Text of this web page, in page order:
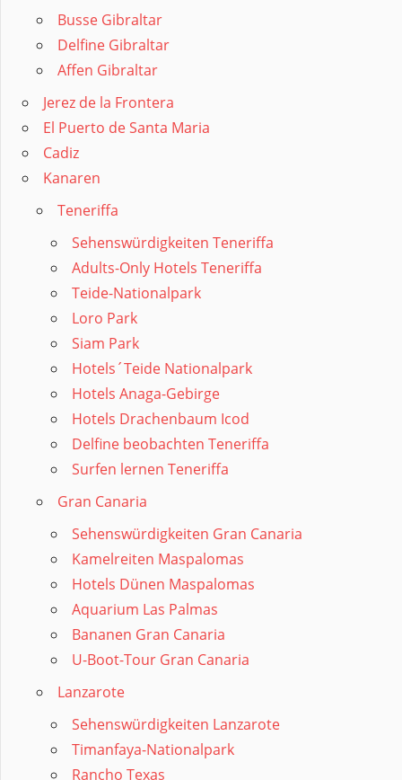
Busse Gibraltar
Delfine Gibraltar
Affen Gibraltar
Jerez de la Frontera
El Puerto de Santa Maria
Cadiz
Kanaren
Teneriffa
Sehenswürdigkeiten Teneriffa
Adults-Only Hotels Teneriffa
Teide-Nationalpark
Loro Park
Siam Park
Hotels´Teide Nationalpark
Hotels Anaga-Gebirge
Hotels Drachenbaum Icod
Delfine beobachten Teneriffa
Surfen lernen Teneriffa
Gran Canaria
Sehenswürdigkeiten Gran Canaria
Kamelreiten Maspalomas
Hotels Dünen Maspalomas
Aquarium Las Palmas
Bananen Gran Canaria
U-Boot-Tour Gran Canaria
Lanzarote
Sehenswürdigkeiten Lanzarote
Timanfaya-Nationalpark
Rancho Texas